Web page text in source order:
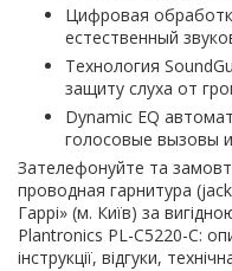
Цифровая
естественный
Технология
защиту слуха от
Dynamic EQ
голосовые вызовы
Зателефонуйте та
проводная гарнитура (jack
Гаррі» (м. Київ) за
Plantronics PL-C5220-C:
інструкції, відгуки,